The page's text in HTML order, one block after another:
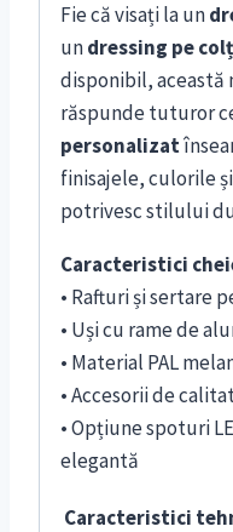
Fie că visați la un
undressing pe colț
disponibil, această
răspunde tuturor
personalizat
finisajele, culorile
potrivesc stilului
Caracteristici
• Rafturi și sertare
• Uși cu rame de
• Material PAL
• Accesorii de
• Opțiune spoturi
elegantă
Caracteristici